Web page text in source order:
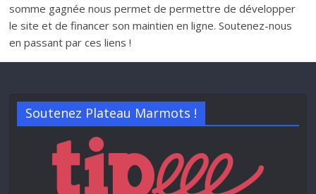
somme gagnée nous permet de permettre de développer
le site et de financer son maintien en ligne. Soutenez-nous
en passant par ces liens !
Soutenez Plateau Marmots !